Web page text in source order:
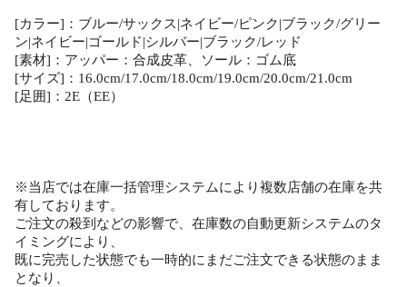
[カラー]：ブルー/サックス|ネイビー/ピンク|ブラック/グリー
ン|ネイビー|ゴールド|シルバー|ブラック/レッド
[素材]：アッパー：合成皮革、ソール：ゴム底
[サイズ]：16.0cm/17.0cm/18.0cm/19.0cm/20.0cm/21.0cm
[足囲]：2E（EE）
※当店では在庫一括管理システムにより複数店舗の在庫を共
有しております。
ご注文の殺到などの影響で、在庫数の自動更新システムのタ
イミングにより、
既に完売した状態でも一時的にまだご注文できる状態のまま
となり、